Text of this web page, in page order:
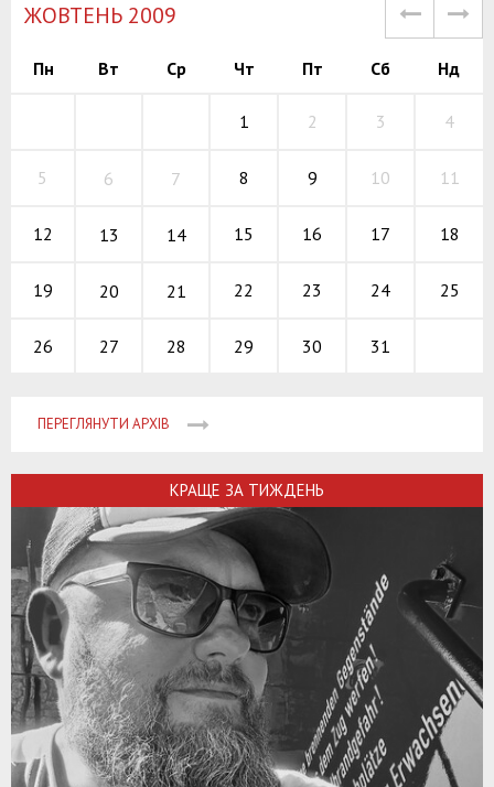
ЖОВТЕНЬ 2009
Пн Вт Ср Чт Пт Сб Нд
1 2 3 4
5 6 7 8 9 10 11
12 13 14 15 16 17 18
19 20 21 22 23 24 25
26 27 28 29 30 31
ПЕРЕГЛЯНУТИ АРХІВ
КРАЩЕ ЗА ТИЖДЕНЬ